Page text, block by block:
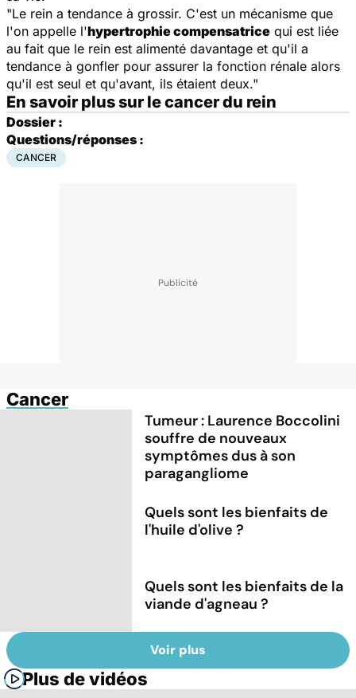
"Le rein a tendance à grossir. C'est un mécanisme que
l'on appelle l'hypertrophie compensatrice qui est liée
au fait que le rein est alimenté davantage et qu'il a
tendance à gonfler pour assurer la fonction rénale alors
qu'il est seul et qu'avant, ils étaient deux."
En savoir plus sur le cancer du rein
Dossier :
Questions/réponses :
CANCER
Cancer
Tumeur : Laurence Boccolini
souffre de nouveaux
symptômes dus à son
paragangliome
Quels sont les bienfaits de
l'huile d'olive ?
Quels sont les bienfaits de la
viande d'agneau ?
Voir plus
Plus de vidéos